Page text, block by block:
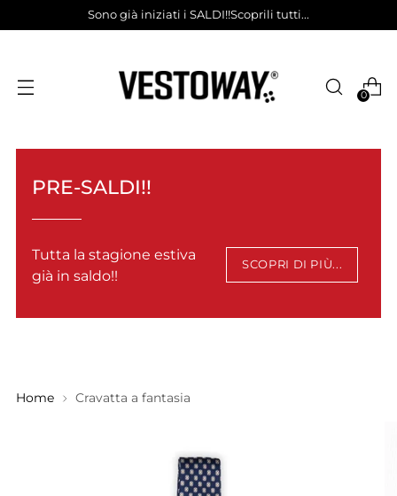
Sono già iniziati i SALDI!!Scoprili tutti...
0
PRE-SALDI!!
Tutta la stagione estiva
già in saldo!!
SCOPRI DI PIÙ...
Home Cravatta a fantasia